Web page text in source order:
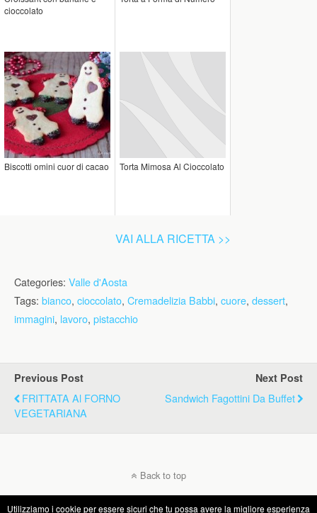
cioccolato
Biscotti omini cuor di cacao Torta Mimosa Al Cioccolato
VAI ALLA RICETTA >>
Categories: Valle d'Aosta
Tags: bianco, cioccolato, Cremadelizia Babbi, cuore, dessert,
immagini, lavoro, pistacchio
Previous Post
FRITTATA Al FORNO
VEGETARIANA
Next Post
Sandwich Fagottini Da Buffet
Back to top
Utilizziamo i cookie per essere sicuri che tu possa avere la migliore esperienza